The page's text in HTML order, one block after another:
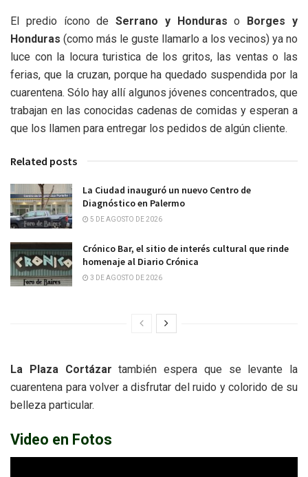
El predio ícono deSerrano y Honduraso
Borges y
Honduras (como más le guste llamarlo a los vecinos) ya no
luce con la locura turistica de los gritos, las ventas o las
ferias, que la cruzan, porque ha quedado suspendida por la
cuarentena. Sólo hay allí algunos jóvenes concentrados, que
trabajan en las conocidas cadenas de comidas y esperan a
que los llamen para entregar los pedidos de algún cliente.
Related posts
La Ciudad inauguró un nuevo Centro de
Diagnóstico en Palermo
5 DE AGOSTO DE 2026
Crónico Bar, el sitio de interés cultural que rinde
homenaje al Diario Crónica
3 DE AGOSTO DE 2026
La Plaza Cortázar también espera que se levante la
cuarentena para volver a disfrutar del ruido y colorido de su
belleza particular.
Video en Fotos